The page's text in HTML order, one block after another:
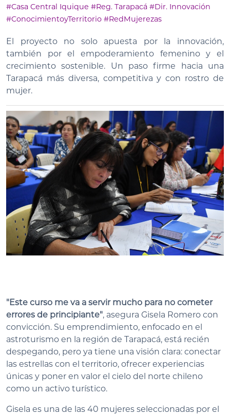
#Casa Central Iquique #Reg. Tarapacá #Dir. Innovación
#ConocimientoyTerritorio #RedMujerezas
El proyecto no solo apuesta por la innovación,
también por el empoderamiento femenino y el
crecimiento sostenible. Un paso firme hacia una
Tarapacá más diversa, competitiva y con rostro de
mujer.
"Este curso me va a servir mucho para no cometer
errores de principiante", asegura Gisela Romero con
convicción. Su emprendimiento, enfocado en el
astroturismo en la región de Tarapacá, está recién
despegando, pero ya tiene una visión clara: conectar
las estrellas con el territorio, ofrecer experiencias
únicas y poner en valor el cielo del norte chileno
como un activo turístico.
Gisela es una de las 40 mujeres seleccionadas por el